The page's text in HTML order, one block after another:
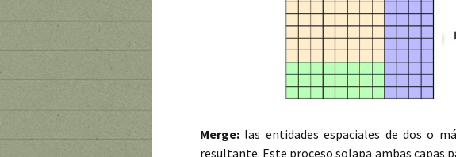
Merge: las entidades espaciales de dos o
resultante. Este proceso solapa ambas capas